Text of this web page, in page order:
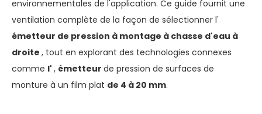
environnementales de l'application. Ce guide fournit une
ventilation complète de la façon de sélectionner l'
émetteur de pression à montage à chasse d'eau à
droite , tout en explorant des technologies connexes
comme l' , émetteur de pression de surfaces de
monture à un film plat de 4 à 20 mm.